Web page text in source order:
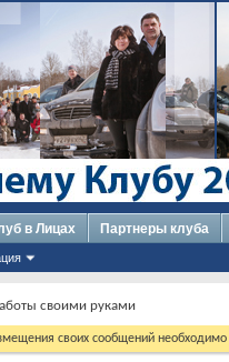
в Лицах Партнеры клуба
своими руками
своих сообщений необходимо